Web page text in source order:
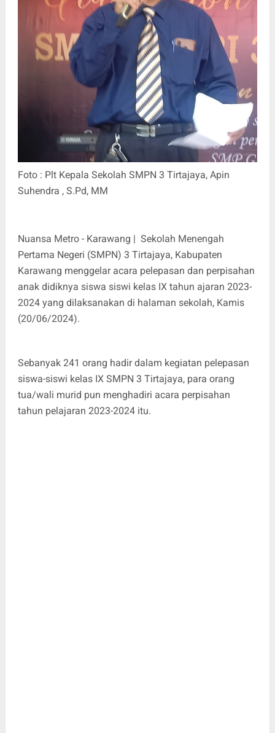
Foto : Plt Kepala Sekolah SMPN 3 Tirtajaya, Apin
Suhendra , S.Pd, MM
Nuansa Metro - Karawang | Sekolah Menengah
Pertama Negeri (SMPN) 3 Tirtajaya, Kabupaten
Karawang menggelar acara pelepasan dan perpisahan
anak didiknya siswa siswi kelas IX tahun ajaran 2023-
2024 yang dilaksanakan di halaman sekolah, Kamis
(20/06/2024).
Sebanyak 241 orang hadir dalam kegiatan pelepasan
siswa-siswi kelas IX SMPN 3 Tirtajaya, para orang
tua/wali murid pun menghadiri acara perpisahan
tahun pelajaran 2023-2024 itu.